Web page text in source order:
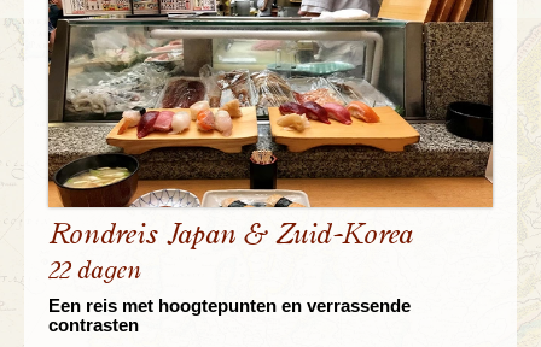
Rondreis Japan & Zuid-Korea
22 dagen
Een reis met hoogtepunten en verrassende
contrasten